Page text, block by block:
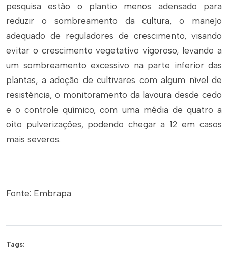
pesquisa estão o plantio menos adensado para
reduzir o sombreamento da cultura, o manejo
adequado de reguladores de crescimento, visando
evitar o crescimento vegetativo vigoroso, levando a
um sombreamento excessivo na parte inferior das
plantas, a adoção de cultivares com algum nível de
resistência, o monitoramento da lavoura desde cedo
e o controle químico, com uma média de quatro a
oito pulverizações, podendo chegar a 12 em casos
mais severos.
Fonte: Embrapa
Tags: